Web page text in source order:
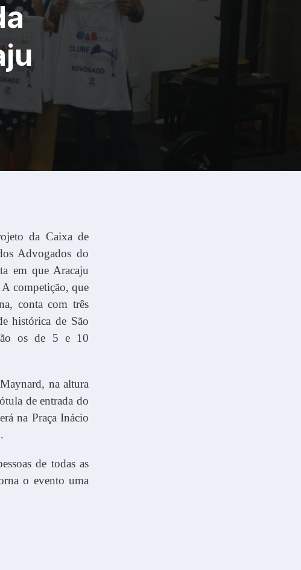
da Caixa de
Advogados do
em que Aracaju
competição, que
conta com três
histórica de São
os de 5 e 10
na altura
de entrada do
na Praça Inácio
de todas as
o evento uma